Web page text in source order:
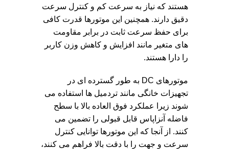
هستند که نیاز به سرعت کم و کنترل سرعت
دقیق دارند. همچنین این موتورها قدرت کافی
برای حفظ سرعت ثابت در برابر مقاومت
های متغیر مانند افزایش و کاهش وزن کاربر
را دارا هستند.
موتورهای DC به طور گسترده ای در
تجهیزات خانگی مانند تردمیل ها استفاده می
شوند زیرا عملکرد فوق العاده بالا با سطح
فاضله آنزاپاس قابل قبولی را تضمین می
کنند. از آنجا که این موتورها توانایی کنترل
سرعت و جهت را با دقت بالا فراهم می کنند،